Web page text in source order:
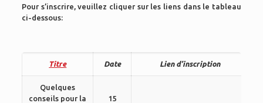
Pour s’inscrire, veuillez cliquer sur les liens dans le tableau
ci-dessous:
Titre Date Lien d’inscription
Quelques
conseils pour la
15